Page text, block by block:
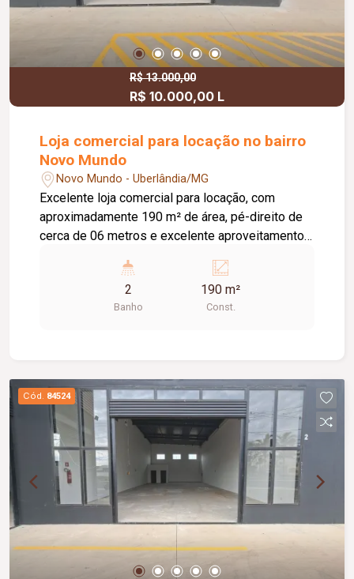
R$ 13.000,00
R$ 10.000,00 L
Loja comercial para locação no bairro
Novo Mundo
Novo Mundo - Uberlândia/MG
Excelente loja comercial para locação, com
aproximadamente 190 m² de área, pé-direito de
cerca de 06 metros e excelente aproveitamento
usinado, telhado com isolamento acústico e
térmico, 02 banheiros e estacionamento frontal,
oferecendo praticidade, conforto e estrutura ideal
2
Banho
190 m²
Const.
Cód. 84524